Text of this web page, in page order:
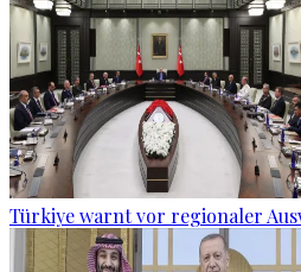
Türkiye warnt vor regionaler